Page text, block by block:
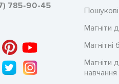
785-90-45
Пошукові
Магніти
Магнітні
Магніти
навчання